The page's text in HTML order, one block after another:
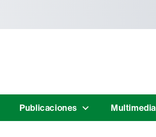
Publicaciones Multimedia